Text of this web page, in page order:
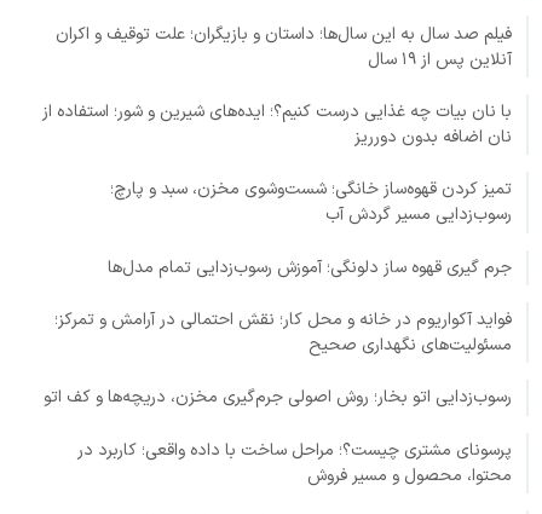
فیلم صد سال به این سال‌ها؛ داستان و بازیگران؛ علت توقیف و اکران
آنلاین پس از ۱۹ سال
با نان بیات چه غذایی درست کنیم؟؛ ایده‌های شیرین و شور؛ استفاده از
نان اضافه بدون دورریز
تمیز کردن قهوه‌ساز خانگی؛ شست‌وشوی مخزن، سبد و پارچ؛
رسوب‌زدایی مسیر گردش آب
جرم گیری قهوه ساز دلونگی؛ آموزش رسوب‌زدایی تمام مدل‌ها
فواید آکواریوم در خانه و محل کار؛ نقش احتمالی در آرامش و تمرکز؛
مسئولیت‌های نگهداری صحیح
رسوب‌زدایی اتو بخار؛ روش اصولی جرم‌گیری مخزن، دریچه‌ها و کف اتو
پرسونای مشتری چیست؟؛ مراحل ساخت با داده واقعی؛ کاربرد در
محتوا، محصول و مسیر فروش